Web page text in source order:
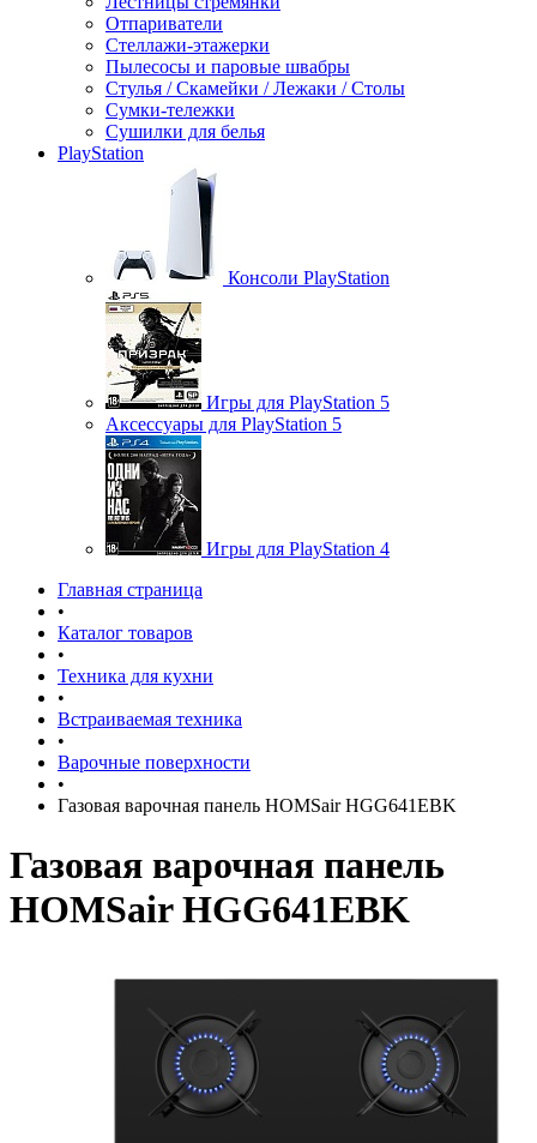
Отпариватели
Стеллажи-этажерки
Пылесосы и паровые швабры
Стулья / Скамейки / Лежаки / Столы
Сумки-тележки
Сушилки для белья
PlayStation
Консоли PlayStation
Игры для PlayStation 5
Аксессуары для PlayStation 5
Игры для PlayStation 4
Главная страница
•
Каталог товаров
•
Техника для кухни
•
Встраиваемая техника
•
Варочные поверхности
•
Газовая варочная панель HOMSair HGG641EBK
Газовая варочная панель
HOMSair HGG641EBK